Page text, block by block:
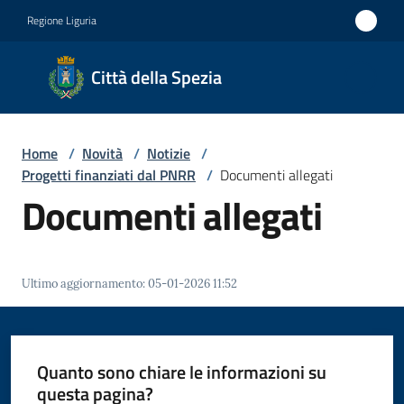
Regione Liguria
Città della Spezia
Città
della
Medaglia
d'oro al
Merito
Medaglia
d'argento
al Valor
Militare
Home / Novità / Notizie /
Progetti finanziati dal PNRR / Documenti allegati
Documenti allegati
Ultimo aggiornamento:05-01-2026 11:52
Quanto sono chiare le informazioni su
questa pagina?